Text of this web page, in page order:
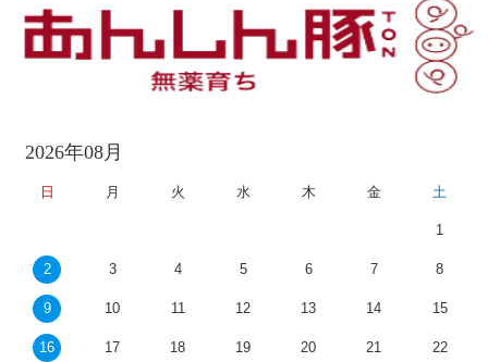
2026年08月
日 月 火 水 木 金 土
1
2 3 4 5 6 7 8
9 10 11 12 13 14 15
16 17 18 19 20 21 22